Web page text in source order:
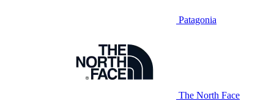
Patagonia
The North Face